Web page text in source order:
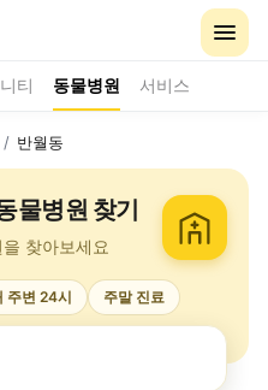
티 동물병원 서비스
/ 반월동
물병원 찾기
찾아보세요
주변 24시 주말 진료